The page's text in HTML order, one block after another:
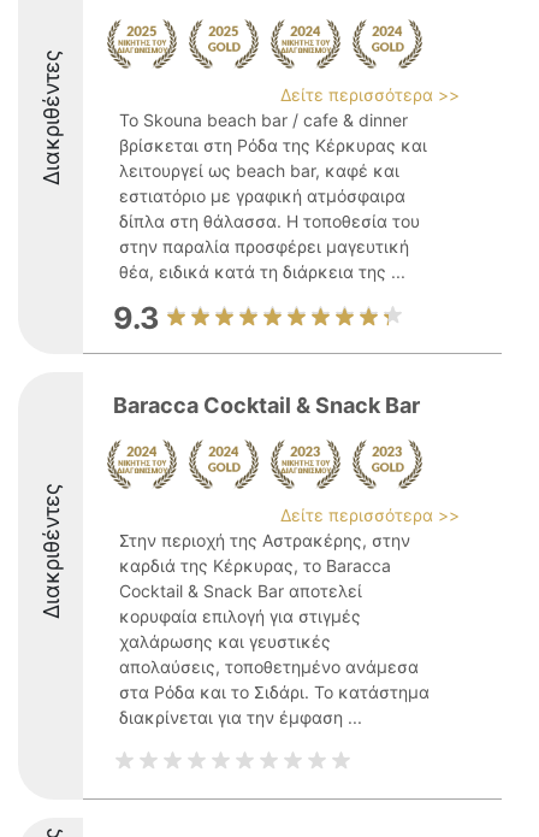
Διακριθέντες
Δείτε περισσότερα >>
Το Skouna beach bar / cafe & dinner
βρίσκεται στη Ρόδα της Κέρκυρας και
λειτουργεί ως beach bar, καφέ και
εστιατόριο με γραφική ατμόσφαιρα
δίπλα στη θάλασσα. Η τοποθεσία του
στην παραλία προσφέρει μαγευτική
θέα, ειδικά κατά τη διάρκεια της ...
9.3
Διακριθέντες
Baracca Cocktail & Snack Bar
Δείτε περισσότερα >>
Στην περιοχή της Αστρακέρης, στην
καρδιά της Κέρκυρας, το Baracca
Cocktail & Snack Bar αποτελεί
κορυφαία επιλογή για στιγμές
χαλάρωσης και γευστικές
απολαύσεις, τοποθετημένο ανάμεσα
στα Ρόδα και το Σιδάρι. Το κατάστημα
διακρίνεται για την έμφαση ...